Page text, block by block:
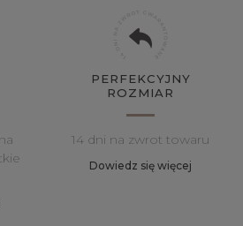
PERFEKCYJNY
ROZMIAR
14 dni na zwrot towaru
Dowiedz się więcej